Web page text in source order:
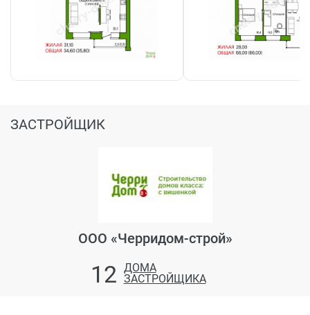
ЗАСТРОЙЩИК
ООО «Черридом-строй»
12 ДОМА
ЗАСТРОЙЩИКА